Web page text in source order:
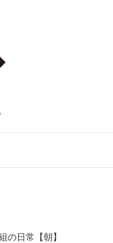
ぐみ
術者集団で
の日常【朝】